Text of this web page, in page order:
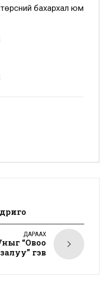
бахархал юм
ДАРААХ
“Овоо
гэв